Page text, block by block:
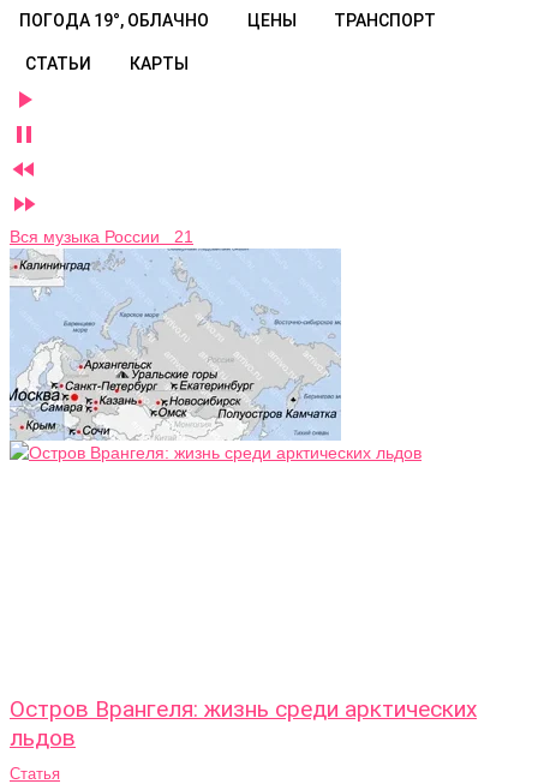
ПОГОДА 19°, ОБЛАЧНО ЦЕНЫ ТРАНСПОРТ
СТАТЬИ КАРТЫ




Вся музыка России 21
Остров Врангеля: жизнь среди арктических
льдов
Статья